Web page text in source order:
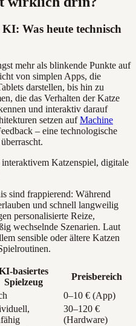
Was heute technisch
mehr als blinkende Punkte auf
von simplen Apps, die
darstellen, bis hin zu
die das Verhalten der Katze
und interaktiv darauf
setzen aufMachine
– eine technologische
sind frappierend: Während
und schnell langweilig
personalisierte Reize,
wechselnde Szenarien. Laut
sensible oder ältere Katzen
basiertes
Spielzeug
Preisbereich
0–10 € (App)
30–120 €
(Hardware)